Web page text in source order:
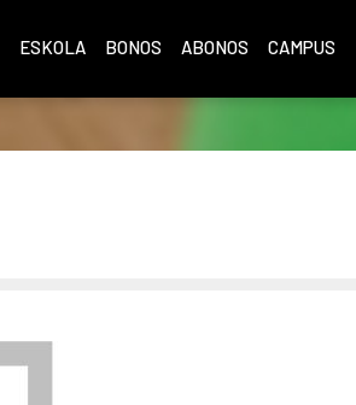
ESKOLA BONOS ABONOS
CAMPUS